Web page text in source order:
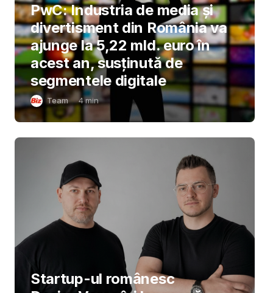
PwC: Industria de media și
divertisment din România va
ajunge la 5,22 mld. euro în
acest an, susținută de
segmentele digitale
Team 4min
Startup-ul românesc